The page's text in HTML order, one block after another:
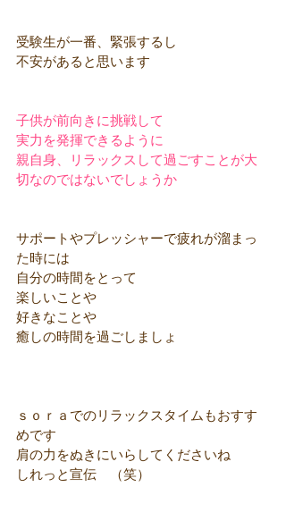
受験生が一番、緊張するし
不安があると思います
子供が前向きに挑戦して
実力を発揮できるように
親自身、リラックスして過ごすことが大
切なのではないでしょうか
サポートやプレッシャーで疲れが溜まっ
た時には
自分の時間をとって
楽しいことや
好きなことや
癒しの時間を過ごしましょ
ｓｏｒａでのリラックスタイムもおすす
めです
肩の力をぬきにいらしてくださいね
しれっと宣伝　（笑）